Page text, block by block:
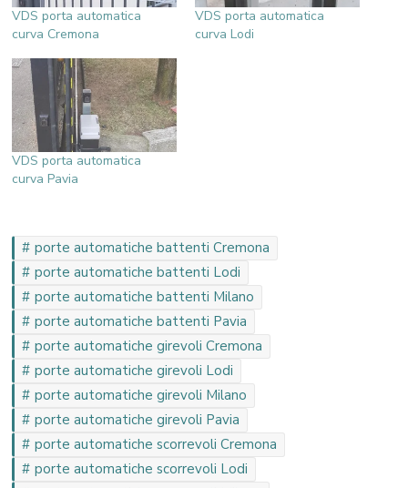
VDS porta automatica
curva Cremona
VDS porta automatica
curva Lodi
VDS porta automatica
curva Pavia
porte automatiche battenti Cremona
porte automatiche battenti Lodi
porte automatiche battenti Milano
porte automatiche battenti Pavia
porte automatiche girevoli Cremona
porte automatiche girevoli Lodi
porte automatiche girevoli Milano
porte automatiche girevoli Pavia
porte automatiche scorrevoli Cremona
porte automatiche scorrevoli Lodi